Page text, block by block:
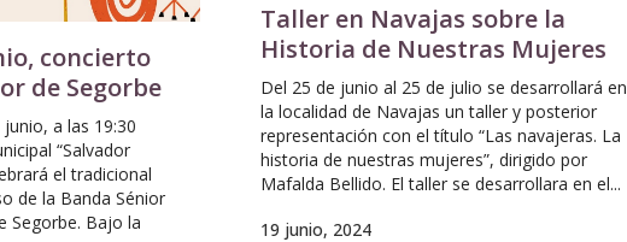
concierto
de Segorbe
a las 19:30
“Salvador
el tradicional
de la Banda Sénior
Segorbe. Bajo la
Taller en Navajas sobre la
Historia de Nuestras Mujeres
Del 25 de junio al 25 de julio se desarrollará en
la localidad de Navajas un taller y posterior
representación con el título “Las navajeras. La
historia de nuestras mujeres”, dirigido por
Mafalda Bellido. El taller se desarrollara en el...
19 junio, 2024